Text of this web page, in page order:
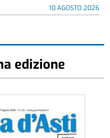
10 AGOSTO 2026
edizione